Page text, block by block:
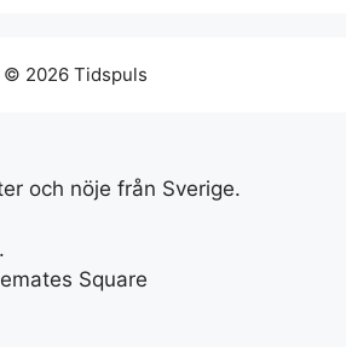
© 2026 Tidspuls
och nöje från Sverige.
Square